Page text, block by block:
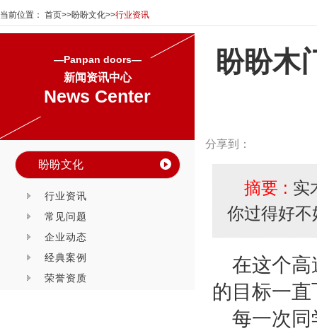
当前位置： 首页>>盼盼文化>>行业资讯
—Panpan doors—
新闻资讯中心
News Center
盼盼文化
行业资讯
常见问题
企业动态
经典案例
荣誉资质
盼盼木
分享到：
摘要 : 实
你过得好不
在这个高
的目标一
每一次同